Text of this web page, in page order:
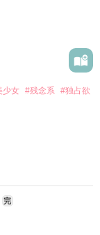
少女 #残念系 #独占欲
完